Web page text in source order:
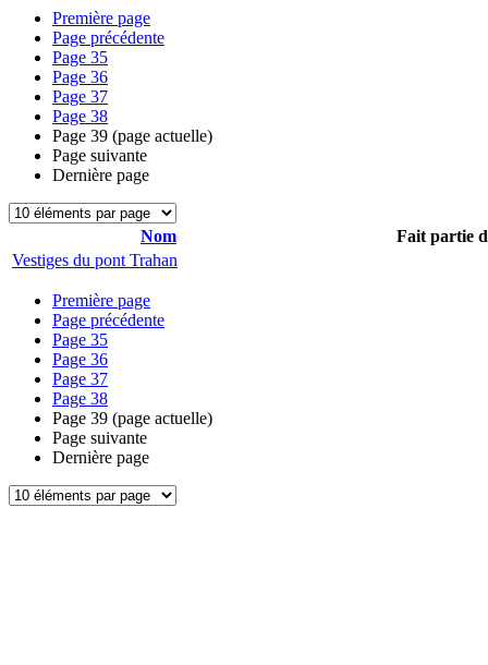
Première page
Page précédente
Page 35
Page 36
Page 37
Page 38
Page 39 (page actuelle)
Page suivante
Dernière page
Nom
Fait partie
Vestiges du pont Trahan
Première page
Page précédente
Page 35
Page 36
Page 37
Page 38
Page 39 (page actuelle)
Page suivante
Dernière page